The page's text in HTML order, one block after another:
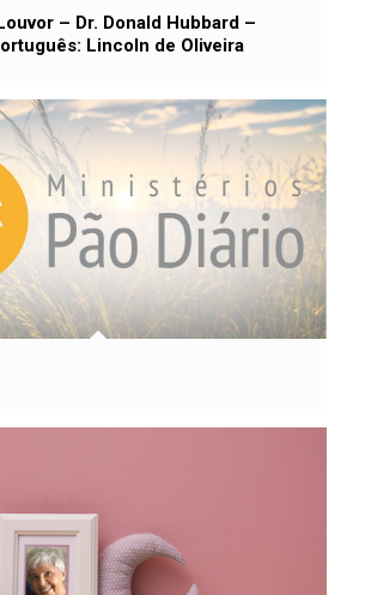
– Dr. Donald Hubbard –
Lincoln de Oliveira